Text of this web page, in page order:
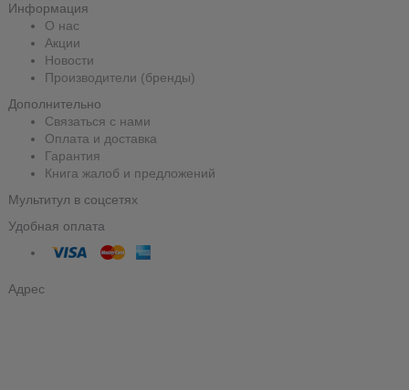
Информация
О нас
Акции
Новости
Производители (бренды)
Дополнительно
Связаться с нами
Оплата и доставка
Гарантия
Книга жалоб и предложений
Мультитул в соцсетях
Удобная оплата
Адрес